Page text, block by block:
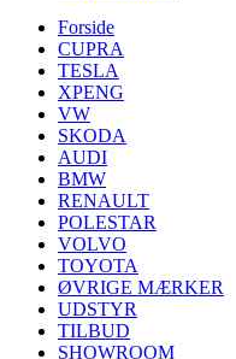
Forside
CUPRA
TESLA
XPENG
VW
SKODA
AUDI
BMW
RENAULT
POLESTAR
VOLVO
TOYOTA
ØVRIGE MÆRKER
UDSTYR
TILBUD
SHOWROOM